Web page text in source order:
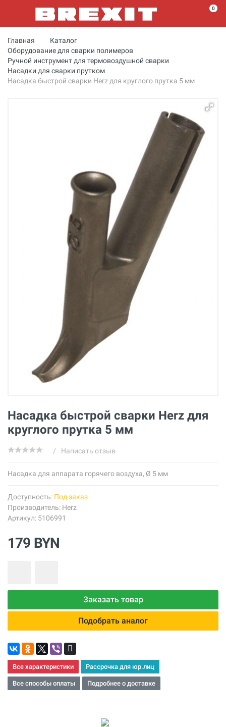
0
Главная
Каталог
Оборудование для сварки полимеров
Ручной инструмент для термовоздушной сварки
Насадки для сварки прутком
Насадка быстрой сварки Herz для круглого прутка 5 мм
Насадка быстрой сварки Herz для
круглого прутка 5 мм
/ Написать отзыв
Насадка для аппарата горячего воздуха, Ø 5 мм
Доступность: Под заказ
Производитель: Herz
Артикул: 5106991
179 BYN
Заказать товар
Подобрать аналог
Все характеристики Рассрочка для юр.лиц
Все способы оплаты Подробнее о доставке